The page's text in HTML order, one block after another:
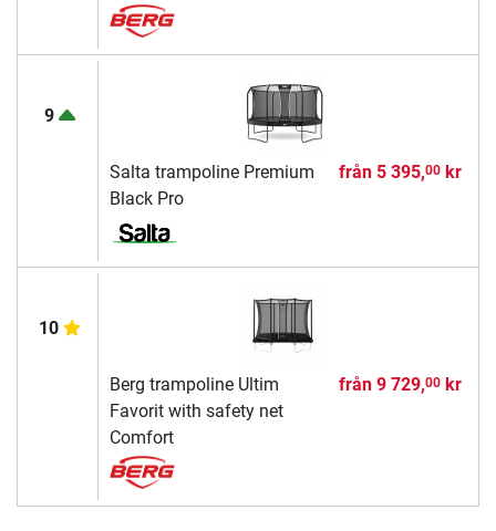
9
Salta trampoline Premium
Black Pro
från 5 395,00kr
10
Berg trampoline Ultim
Favorit with safety net
Comfort
från 9 729,00kr